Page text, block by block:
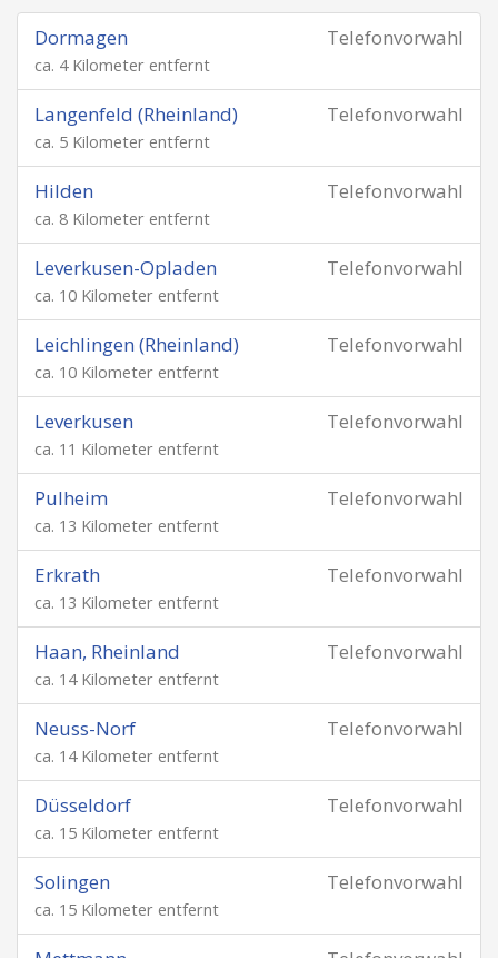
Telefonvorwahl
Dormagen
ca. 4 Kilometer entfernt
Telefonvorwahl
Langenfeld (Rheinland)
ca. 5 Kilometer entfernt
Telefonvorwahl
Hilden
ca. 8 Kilometer entfernt
Telefonvorwahl
Leverkusen-Opladen
ca. 10 Kilometer entfernt
Telefonvorwahl
Leichlingen (Rheinland)
ca. 10 Kilometer entfernt
Telefonvorwahl
Leverkusen
ca. 11 Kilometer entfernt
Telefonvorwahl
Pulheim
ca. 13 Kilometer entfernt
Telefonvorwahl
Erkrath
ca. 13 Kilometer entfernt
Telefonvorwahl
Haan, Rheinland
ca. 14 Kilometer entfernt
Telefonvorwahl
Neuss-Norf
ca. 14 Kilometer entfernt
Telefonvorwahl
Düsseldorf
ca. 15 Kilometer entfernt
Telefonvorwahl
Solingen
ca. 15 Kilometer entfernt